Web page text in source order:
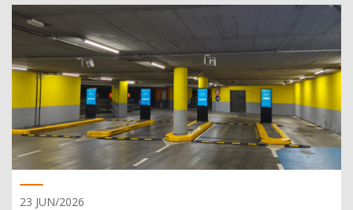
23 JUN/2026